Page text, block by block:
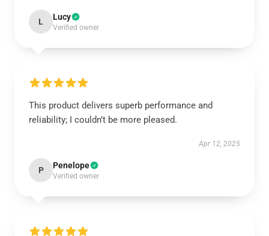
L Lucy
Verified owner
This product delivers superb performance and
reliability; I couldn’t be more pleased.
Apr 12, 2025
P Penelope
Verified owner